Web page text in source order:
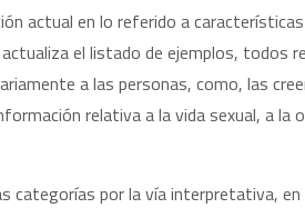
actual en lo referido a
el listado de ejemplos, todos
a las personas, como, las
relativa a la vida sexual, a la
categorías por la vía interpretativa,